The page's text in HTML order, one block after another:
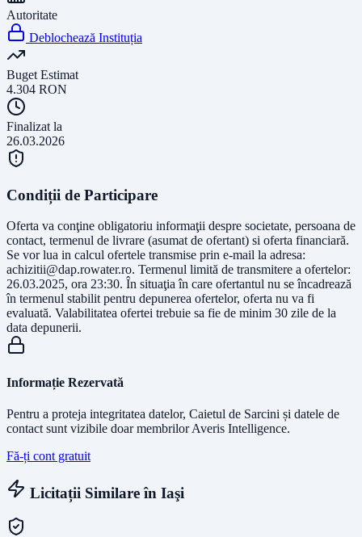
Autoritate
Deblochează Instituția
Buget Estimat
4.304 RON
Finalizat la
26.03.2026
Condiții de Participare
Oferta va conţine obligatoriu informaţii despre societate, persoana de
contact, termenul de livrare (asumat de ofertant) si oferta financiară.
Se vor lua in calcul ofertele transmise prin e-mail la adresa:
achizitii@dap.rowater.ro. Termenul limită de transmitere a ofertelor:
26.03.2025, ora 23:30. În situaţia în care ofertantul nu se încadrează
în termenul stabilit pentru depunerea ofertelor, oferta nu va fi
evaluată. Valabilitatea ofertei trebuie sa fie de minim 30 zile de la
data depunerii.
Informație Rezervată
Pentru a proteja integritatea datelor, Caietul de Sarcini și datele de
contact sunt vizibile doar membrilor Averis Intelligence.
Fă-ți cont gratuit
Licitații Similare în Iaşi